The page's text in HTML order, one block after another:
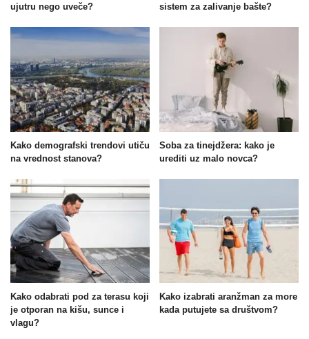
ujutru nego uveče?
sistem za zalivanje bašte?
Kako demografski trendovi utiču
na vrednost stanova?
Soba za tinejdžera: kako je
urediti uz malo novca?
Kako odabrati pod za terasu koji
je otporan na kišu, sunce i
vlagu?
Kako izabrati aranžman za more
kada putujete sa društvom?